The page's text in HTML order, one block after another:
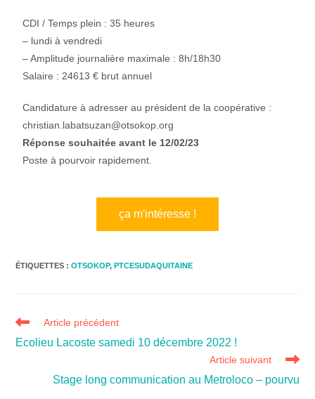
CDI / Temps plein : 35 heures
– lundi à vendredi
– Amplitude journalière maximale : 8h/18h30
Salaire : 24613 € brut annuel
Candidature à adresser au président de la coopérative :
christian.labatsuzan@otsokop.org
Réponse souhaitée avant le 12/02/23
Poste à pourvoir rapidement.
ça m'intéresse !
ÉTIQUETTES :OTSOKOP, PTCESUDAQUITAINE
Article précédent
Ecolieu Lacoste samedi 10 décembre 2022 !
Article suivant
Stage long communication au Metroloco – pourvu